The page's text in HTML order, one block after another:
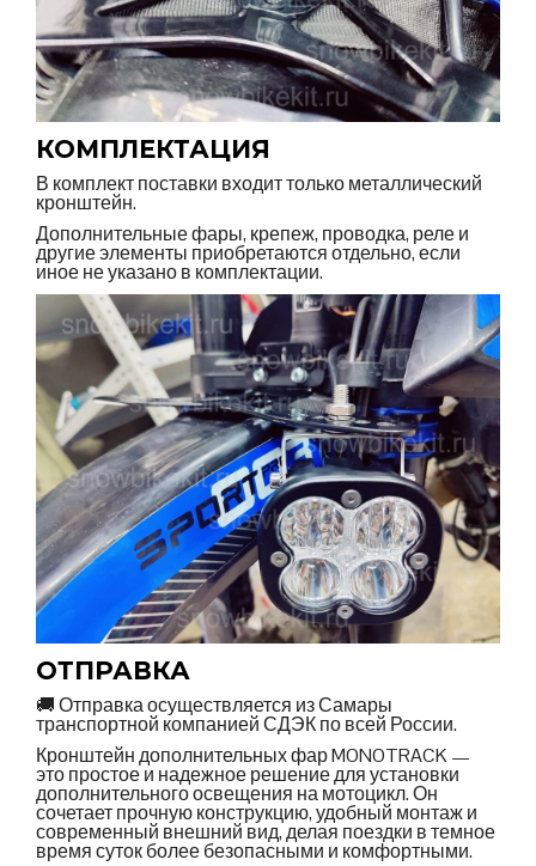
КОМПЛЕКТАЦИЯ
В комплект поставки входит только металлический
кронштейн.
Дополнительные фары, крепеж, проводка, реле и
другие элементы приобретаются отдельно, если
иное не указано в комплектации.
ОТПРАВКА
🚚 Отправка осуществляется из Самары
транспортной компанией СДЭК по всей России.
Кронштейн дополнительных фар MONOTRACK —
это простое и надежное решение для установки
дополнительного освещения на мотоцикл. Он
сочетает прочную конструкцию, удобный монтаж и
современный внешний вид, делая поездки в темное
время суток более безопасными и комфортными.